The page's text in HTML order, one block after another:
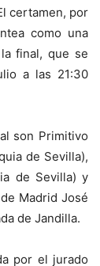
certamen, por
como una
final, que se
a las 21:30
son Primitivo
de Sevilla),
de Sevilla) y
Madrid José
de Jandilla.
por el jurado